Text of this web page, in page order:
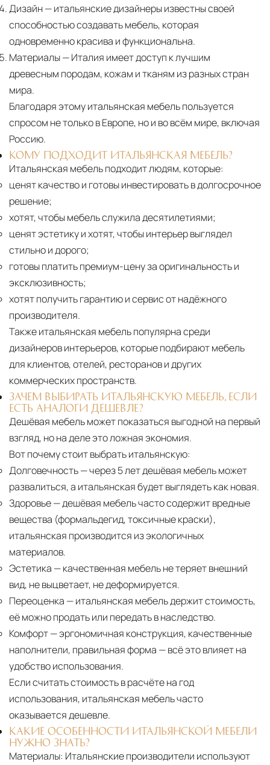
Дизайн— итальянские дизайнеры известны своей
способностью создавать мебель, которая
одновременно красива и функциональна.
Материалы— Италия имеет доступ к лучшим
древесным породам, кожам и тканям из разных стран
мира.
Благодаря этому итальянская мебель пользуется
спросом не только в Европе, но и во всём мире, включая
Россию.
КОМУ ПОДХОДИТ ИТАЛЬЯНСКАЯ МЕБЕЛЬ?
Итальянская мебель подходит людям, которые:
ценят качество и готовы инвестировать в долгосрочное
решение;
хотят, чтобы мебель служила десятилетиями;
ценят эстетику и хотят, чтобы интерьер выглядел
стильно и дорого;
готовы платить премиум-цену за оригинальность и
эксклюзивность;
хотят получить гарантию и сервис от надёжного
производителя.
Также итальянская мебель популярна среди
дизайнеров интерьеров, которые подбирают мебель
для клиентов, отелей, ресторанов и других
коммерческих пространств.
ЗАЧЕМ ВЫБИРАТЬ ИТАЛЬЯНСКУЮ МЕБЕЛЬ, ЕСЛИ
ЕСТЬ АНАЛОГИ ДЕШЕВЛЕ?
Дешёвая мебель может показаться выгодной на первый
взгляд, но на деле это ложная экономия.
Вот почему стоит выбрать итальянскую:
Долговечность— через 5 лет дешёвая мебель может
развалиться, а итальянская будет выглядеть как новая.
Здоровье— дешёвая мебель часто содержит вредные
вещества (формальдегид, токсичные краски),
итальянская производится из экологичных
материалов.
Эстетика — качественная мебель не теряет внешний
вид, не выцветает, не деформируется.
Переоценка — итальянская мебель держит стоимость,
её можно продать или передать в наследство.
Комфорт— эргономичная конструкция, качественные
наполнители, правильная форма — всё это влияет на
удобство использования.
Если считать стоимость в расчёте на год
использования, итальянская мебель часто
оказывается дешевле.
КАКИЕ ОСОБЕННОСТИ ИТАЛЬЯНСКОЙ МЕБЕЛИ
НУЖНО ЗНАТЬ?
Материалы: Итальянские производители используют